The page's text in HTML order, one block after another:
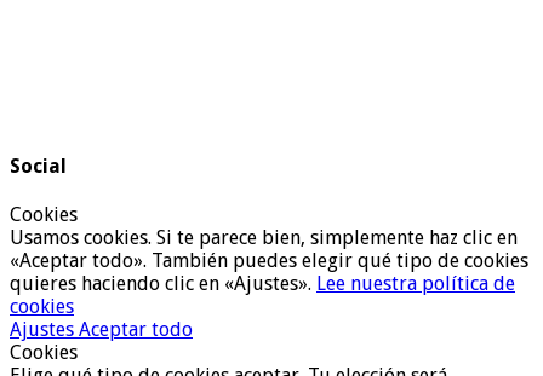
Social
Cookies
Usamos cookies. Si te parece bien, simplemente haz clic en
«Aceptar todo». También puedes elegir qué tipo de cookies
quieres haciendo clic en «Ajustes». Lee nuestra política de
cookies
Ajustes Aceptar todo
Cookies